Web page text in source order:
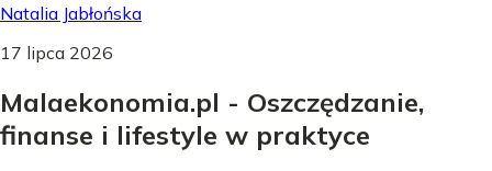
Natalia Jabłońska
17 lipca 2026
Malaekonomia.pl - Oszczędzanie,
finanse i lifestyle w praktyce